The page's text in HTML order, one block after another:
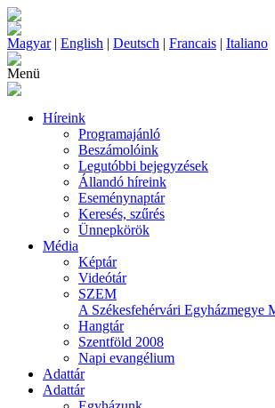
Magyar| English | Deutsch | Francais | Italiano
Menü
Híreink
Programajánló
Beszámolóink
Legutóbbi bejegyzések
Állandó híreink
Eseménynaptár
Keresés, szűrés
Ünnepkörök
Média
Képtár
Videótár
SZEM
A Székesfehérvári Egyházmegye
Hangtár
Szentföld 2008
Napi evangélium
Adattár
Adattár